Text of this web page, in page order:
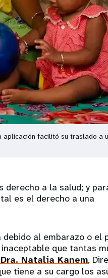
aplicación facilitó su traslado a
derecho a la salud; y
es el derecho a una
debido al embarazo o el
que tantas
Dra. Natalia Kanem,
tiene a su cargo los